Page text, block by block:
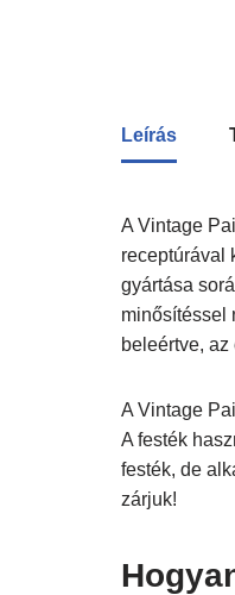
Leírás
A Vintage
receptúrával
gyártása
minősítéssel
beleértve,
A Vintage
A festék
festék, de
zárjuk!